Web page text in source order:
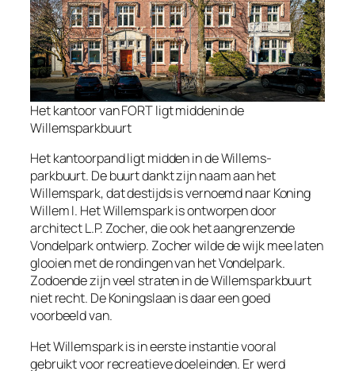
Het kantoor van FORT ligt middenin de
Willemsparkbuurt
Het kantoorpand ligt midden in de Willems-
parkbuurt. De buurt dankt zijn naam aan het
Willemspark, dat destijds is vernoemd naar Koning
Willem I. Het Willemspark is ontworpen door
architect L.P. Zocher, die ook het aangrenzende
Vondelpark ontwierp. Zocher wilde de wijk mee laten
glooien met de rondingen van het Vondelpark.
Zodoende zijn veel straten in de Willemsparkbuurt
niet recht. De Koningslaan is daar een goed
voorbeeld van.
Het Willemspark is in eerste instantie vooral
gebruikt voor recreatieve doeleinden. Er werd